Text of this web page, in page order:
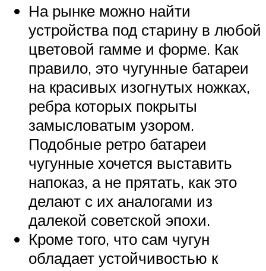
На рынке можно найти
устройства под старину в любой
цветовой гамме и форме. Как
правило, это чугунные батареи
на красивых изогнутых ножках,
ребра которых покрыты
замысловатым узором.
Подобные ретро батареи
чугунные хочется выставить
напоказ, а не прятать, как это
делают с их аналогами из
далекой советской эпохи.
Кроме того, что сам чугун
обладает устойчивостью к